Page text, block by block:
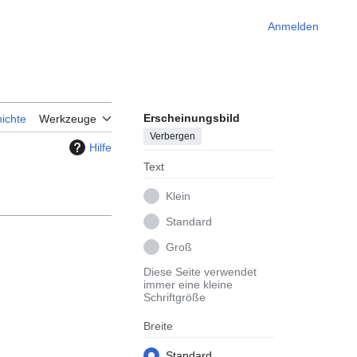
Anmelden
Werkzeuge Erscheinungsbild
Verbergen
Text
Klein
Standard
Groß
Diese Seite verwendet
immer eine kleine
Schriftgröße
Breite
Hilfe